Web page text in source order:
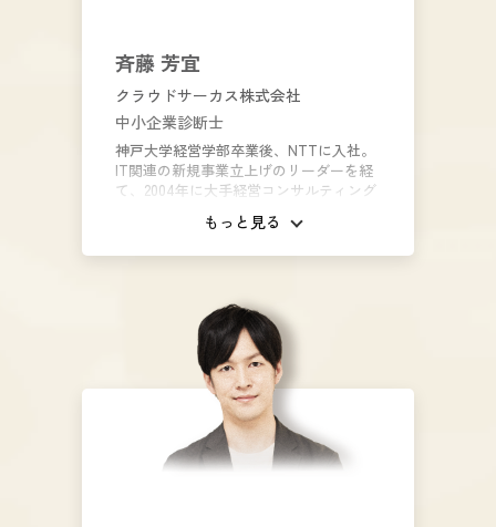
斉藤 芳宜
クラウドサーカス株式会社
中小企業診断士
神戸大学経営学部卒業後、NTTに入社。
IT関連の新規事業立上げのリーダーを経
て、2004年に大手経営コンサルティング
会社の船井総合研究所に入社。18年に渡
りIT企業向けコンサルティングに従事。
ル、反響を生み出すライティングに定評
もっと見る